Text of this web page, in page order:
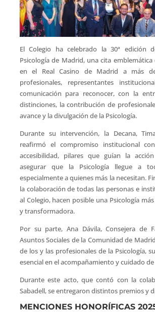
El Colegio ha celebrado la 30ª edición
Psicología de Madrid, una cita
en el Real Casino de Madrid a más
profesionales, representantes
comunicación para reconocer, con la
distinciones, la contribución de
avance y la divulgación de la Psicología.
Durante su intervención, la Decana,
reafirmó el compromiso institucional
accesibilidad, pilares que guían la
asegurar que la Psicología llegue a
especialmente a quienes más la necesitan.
la colaboración de todas las personas e
al Colegio, hacen posible una Psicología
y transformadora.
Por su parte, Ana Dávila, Consejera de
Asuntos Sociales de la Comunidad de
de los y las profesionales de la Psicología,
esencial en el acompañamiento y cuidado
Durante este acto, que contó con la
Sabadell, se entregaron distintos premios y
MENCIONES HONORÍFICAS